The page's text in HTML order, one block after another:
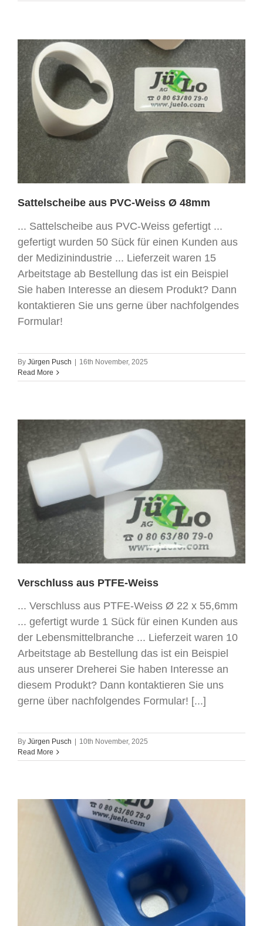
Sattelscheibe aus PVC-Weiss Ø 48mm
... Sattelscheibe aus PVC-Weiss gefertigt ...
gefertigt wurden 50 Sück für einen Kunden aus
der Medizinindustrie ... Lieferzeit waren 15
Arbeitstage ab Bestellung das ist ein Beispiel
Sie haben Interesse an diesem Produkt? Dann
kontaktieren Sie uns gerne über nachfolgendes
Formular!
By Jürgen Pusch | 16th November, 2025
Read More
Verschluss aus PTFE-Weiss
... Verschluss aus PTFE-Weiss Ø 22 x 55,6mm
... gefertigt wurde 1 Sück für einen Kunden aus
der Lebensmittelbranche ... Lieferzeit waren 10
Arbeitstage ab Bestellung das ist ein Beispiel
aus unserer Dreherei Sie haben Interesse an
diesem Produkt? Dann kontaktieren Sie uns
gerne über nachfolgendes Formular! [...]
By Jürgen Pusch
10th November, 2025
Read More